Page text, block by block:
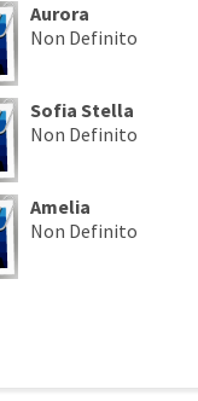
Aurora
Non Definito
Sofia Stella
Non Definito
Amelia
Non Definito